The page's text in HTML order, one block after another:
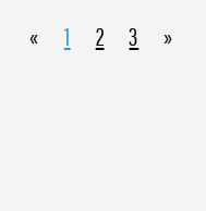
« 1 2 3 »